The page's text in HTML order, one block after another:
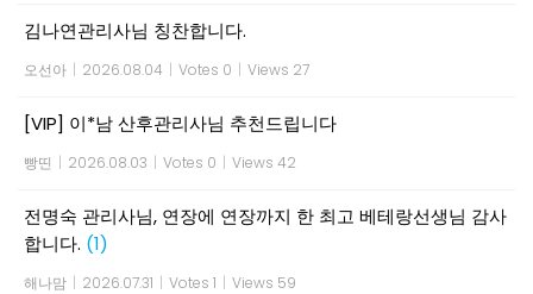
김나연관리사님 칭찬합니다.
오선아 | 2026.08.04 | Votes 0 | Views 27
[VIP] 이*남 산후관리사님 추천드립니다
빵띤 | 2026.08.03 | Votes 0 | Views 42
전명숙 관리사님, 연장에 연장까지 한 최고 베테랑선생님 감사
합니다. (1)
해나맘 | 2026.07.31 | Votes 1 | Views 59